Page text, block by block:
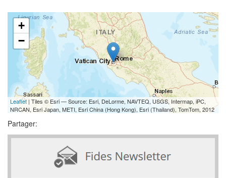
+
−
Leaflet | Tiles © Esri — Source: Esri, DeLorme, NAVTEQ, USGS, Intermap, iPC,
NRCAN, Esri Japan, METI, Esri China (Hong Kong), Esri (Thailand), TomTom, 2012
Partager: